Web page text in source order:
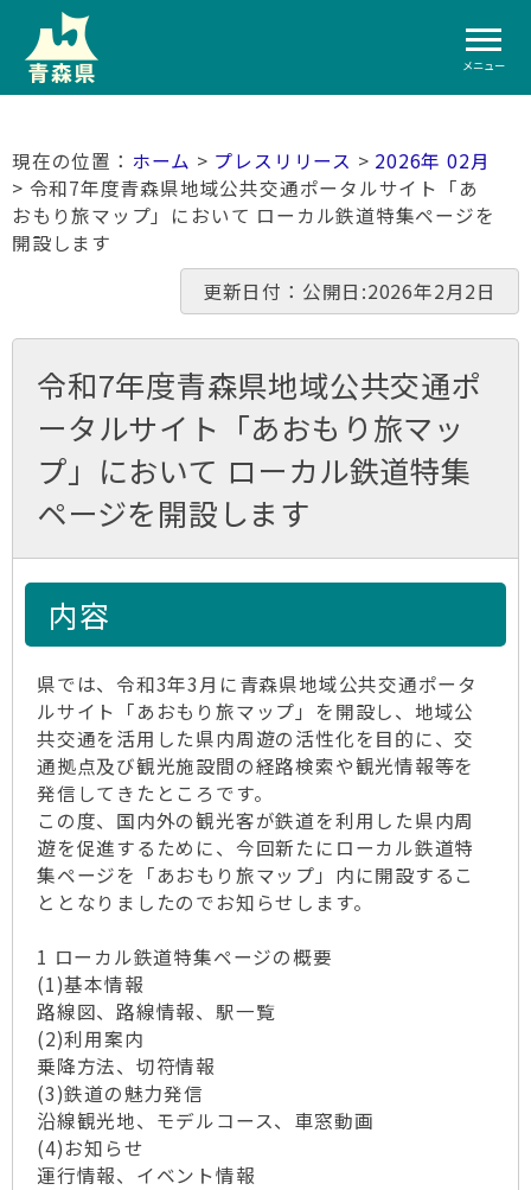
メニュー
ホーム > プレスリリース > 2026年 02月
> 令和7年度青森県地域公共交通ポータルサイト「あ
おもり旅マップ」において ローカル鉄道特集ページを
開設します
更新日付：公開日:2026年2月2日
令和7年度青森県地域公共交通ポ
ータルサイト「あおもり旅マッ
プ」において ローカル鉄道特集
ページを開設します
内容
県では、令和3年3月に青森県地域公共交通ポータ
ルサイト「あおもり旅マップ」を開設し、地域公
共交通を活用した県内周遊の活性化を目的に、交
通拠点及び観光施設間の経路検索や観光情報等を
発信してきたところです。
この度、国内外の観光客が鉄道を利用した県内周
遊を促進するために、今回新たにローカル鉄道特
集ページを「あおもり旅マップ」内に開設するこ
ととなりましたのでお知らせします。
1 ローカル鉄道特集ページの概要
(1)基本情報
路線図、路線情報、駅一覧
(2)利用案内
乗降方法、切符情報
(3)鉄道の魅力発信
沿線観光地、モデルコース、車窓動画
(4)お知らせ
運行情報、イベント情報